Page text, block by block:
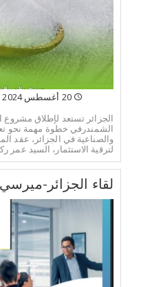
20 أغسطس 2024
الجزائر تستعد لإطلاق مشروع
الشمندرفي خطوة مهمة نحو
والصناعية في الجزائر، عقد
لترقية الاستثمار، السيد عمر
لقاء الجزائر-